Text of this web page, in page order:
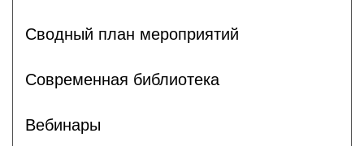
Сводный план мероприятий
Современная библиотека
Вебинары